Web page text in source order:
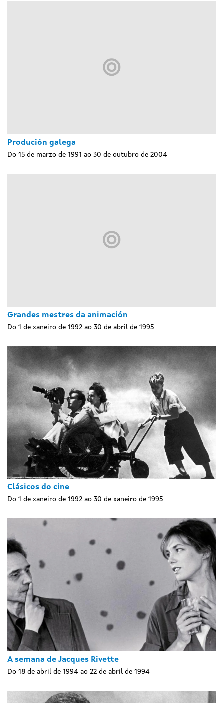
Produción galega
Do 15 de marzo de 1991 ao 30 de outubro de 2004
Grandes mestres da animación
Do 1 de xaneiro de 1992 ao 30 de abril de 1995
Clásicos do cine
Do 1 de xaneiro de 1992 ao 30 de xaneiro de 1995
A semana de Jacques Rivette
Do 18 de abril de 1994 ao 22 de abril de 1994